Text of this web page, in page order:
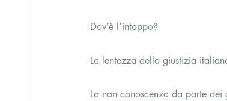
Dov’è l’intoppo?
La lentezza della giustizia
La non conoscenza da parte